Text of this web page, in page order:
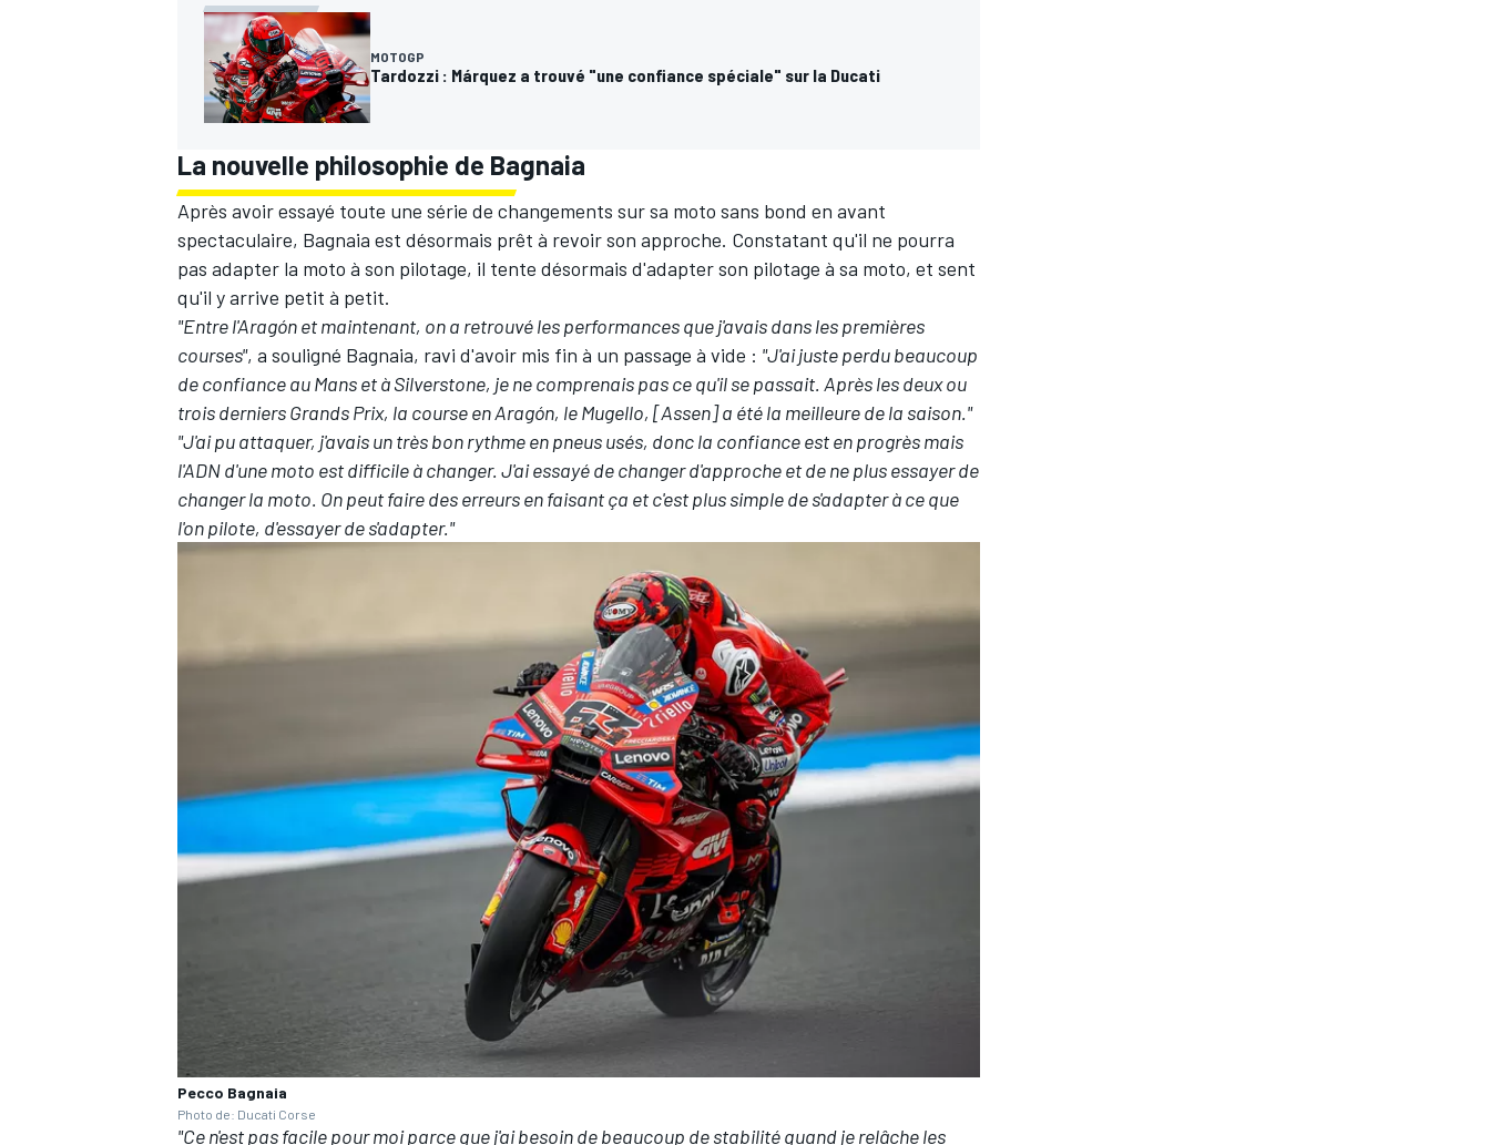
MOTOGP
Tardozzi : Márquez a trouvé "une confiance spéciale" sur la Ducati
La nouvelle philosophie de Bagnaia
Après avoir essayé toute une série de changements sur sa moto sans bond en avant
spectaculaire, Bagnaia est désormais prêt à revoir son approche. Constatant qu'il ne pourra
pas adapter la moto à son pilotage, il tente désormais d'adapter son pilotage à sa moto, et sent
qu'il y arrive petit à petit.
"Entre l'Aragón et maintenant, on a retrouvé les performances que j'avais dans les premières
courses", a souligné Bagnaia, ravi d'avoir mis fin à un passage à vide : "J'ai juste perdu beaucoup
de confiance au Mans et à Silverstone, je ne comprenais pas ce qu'il se passait. Après les deux ou
trois derniers Grands Prix, la course en Aragón, le Mugello, [Assen] a été la meilleure de la saison."
"J'ai pu attaquer, j'avais un très bon rythme en pneus usés, donc la confiance est en progrès mais
l'ADN d'une moto est difficile à changer. J'ai essayé de changer d'approche et de ne plus essayer de
changer la moto. On peut faire des erreurs en faisant ça et c'est plus simple de s'adapter à ce que
l'on pilote, d'essayer de s'adapter."
Pecco Bagnaia
Photo de: Ducati Corse
"Ce n'est pas facile pour moi parce que j'ai besoin de beaucoup de stabilité quand je relâche les